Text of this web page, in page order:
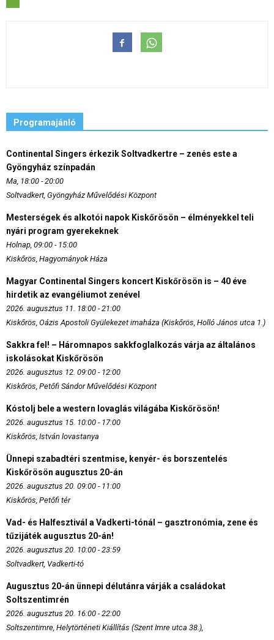
Programajánló
Continental Singers érkezik Soltvadkertre – zenés este a
Gyöngyház színpadán
Ma, 18:00 - 20:00
Soltvadkert, Gyöngyház Művelődési Központ
Mesterségek és alkotói napok Kiskőrösön – élményekkel teli
nyári program gyerekeknek
Holnap, 09:00 - 15:00
Kiskőrös, Hagyományok Háza
Magyar Continental Singers koncert Kiskőrösön is – 40 éve
hirdetik az evangéliumot zenével
2026. augusztus 11. 18:00 - 21:00
Kiskőrös, Oázis Apostoli Gyülekezet imaháza (Kiskőrös, Holló János utca 1.)
Sakkra fel! – Háromnapos sakkfoglalkozás várja az általános
iskolásokat Kiskőrösön
2026. augusztus 12. 09:00 - 12:00
Kiskőrös, Petőfi Sándor Művelődési Központ
Kóstolj bele a western lovaglás világába Kiskőrösön!
2026. augusztus 15. 10:00 - 17:00
Kiskőrös, István lovastanya
Ünnepi szabadtéri szentmise, kenyér- és borszentelés
Kiskőrösön augusztus 20-án
2026. augusztus 20. 09:00 - 11:00
Kiskőrös, Petőfi tér
Vad- és Halfesztivál a Vadkerti-tónál – gasztronómia, zene és
tűzijáték augusztus 20-án!
2026. augusztus 20. 10:00 - 23:59
Soltvadkert, Vadkerti-tó
Augusztus 20-án ünnepi délutánra várják a családokat
Soltszentimrén
2026. augusztus 20. 16:00 - 22:00
Soltszentimre, Helytörténeti Kiállítás (Szent Imre utca 38.),